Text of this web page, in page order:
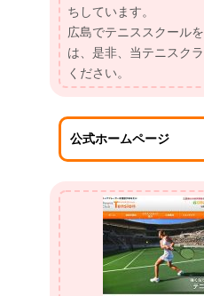
ちしています。
広島でテニススクール
は、是非、当テニスク
ください。
公式ホームページ